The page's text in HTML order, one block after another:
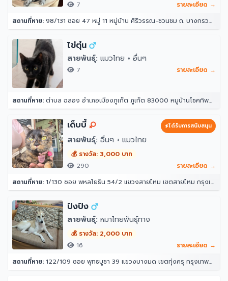
7
รายละเอียด →
สถานที่หาย: 98/131 ซอย 47 หมู่ 11 หมู่บ้าน ศิริวรรณ-ชวนชม ถ. บางกรวย - ไทรน้อย ตำบล บางบัวทอง อำเภอบางบัวทอง นนทบุรี 11110
ไข่ตุ๋น
สายพันธุ์: แมวไทย + อื่นๆ
7 รายละเอียด →
สถานที่หาย: ตำบล ฉลอง อำเภอเมืองภูเก็ต ภูเก็ต 83000 หมูบ้านโชคทิพย์ หลังวัดใต้
เด็บบี้ ได้รับการสนับสนุน
สายพันธุ์: อื่นๆ + แมวไทย
💰 รางวัล: 3,000 บาท
290
รายละเอียด →
สถานที่หาย: 1/130 ซอย พหลโยธิน 54/2 แขวงสายไหม เขตสายไหม กรุงเทพมหานคร 10220
ปังปัง
สายพันธุ์: หมาไทยพันธุ์ทาง
💰 รางวัล: 2,000 บาท
16
รายละเอียด →
สถานที่หาย: 122/109 ซอย พุทธบูชา 39 แขวงบางมด เขตทุ่งครุ กรุงเทพมหานคร 10140